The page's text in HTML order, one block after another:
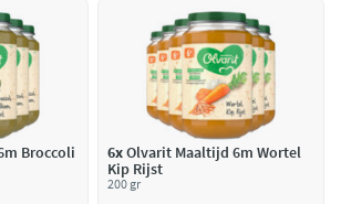
Broccoli
6xOlvarit Maaltijd 6m Wortel
Kip Rijst
200 gr